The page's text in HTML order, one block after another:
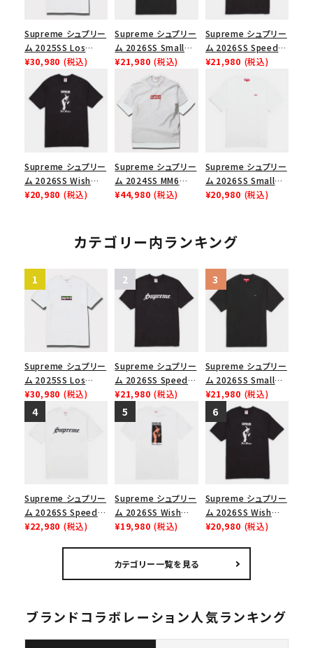
Supreme シュプリー
ム 2025SS Los
Angeles Fire Relief
Box Logo Tee ファ
イヤーリリーフボック
スロゴTシャツ ホワ
¥30,980 (税込)
Supreme シュプリー
ム 2026SS Small
Box Tee スモールボ
ックスTシャツ ブラッ
¥21,980 (税込)
Supreme シュプリー
ム 2026SS Speed
Tee スピードTシャツ
¥21,980 (税込)
Supreme シュプリー
ム 2026SS Wish
Tee ウィッシュTシ
¥20,980 (税込)
Supreme シュプリー
ム 2024SS MM6
Maison Margiela
クスロゴTシャツ ホ
ワイト 白
¥44,980 (税込)
Supreme シュプリー
ム 2026SS Small
Box Tee スモールボ
¥20,980 (税込)
カテゴリー内ランキング
Supreme シュプリー
ム 2025SS Los
Angeles Fire Relief
Box Logo Tee ファ
イヤーリリーフボック
スロゴTシャツ ホワ
¥30,980 (税込)
Supreme シュプリー
ム 2026SS Speed
Tee スピードTシャツ
ブラック
¥21,980 (税込)
Supreme シュプリー
ム 2026SS Small
Box Tee スモールボ
ックスTシャツ ブラッ
ク
¥21,980 (税込)
Supreme シュプリー
ム 2026SS Speed
Tee スピードTシャツ
¥22,980 (税込)
Supreme シュプリー
ム 2026SS Wish
Tee ウィッシュTシ
¥19,980 (税込)
Supreme シュプリー
ム 2026SS Wish
Tee ウィッシュTシ
¥20,980 (税込)
カテゴリー一覧を見る
ブランドコラボレーション人気ランキング